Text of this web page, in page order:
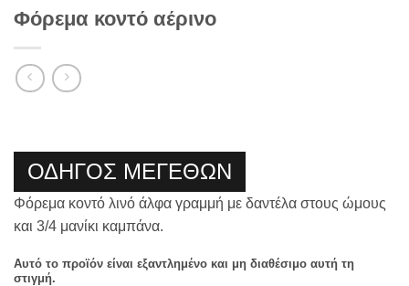
Φόρεμα κοντό αέρινο
ΟΔΗΓΟΣ ΜΕΓΕΘΩΝ
Φόρεμα κοντό λινό άλφα γραμμή με δαντέλα στους ώμους
και 3/4 μανίκι καμπάνα.
Αυτό το προϊόν είναι εξαντλημένο και μη διαθέσιμο αυτή τη
στιγμή.